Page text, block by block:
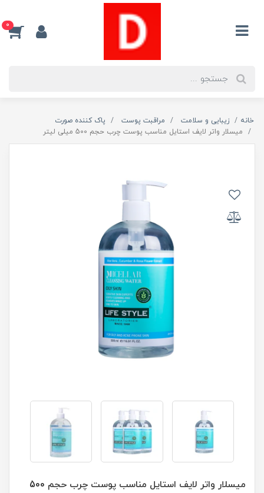
0
خانه زیبایی و سلامت مراقبت پوست
پاک کننده صورت
میسلار واتر لایف استایل مناسب پوست چرب حجم 500 میلی لیتر
میسلار واتر لایف استایل مناسب پوست چرب حجم 500